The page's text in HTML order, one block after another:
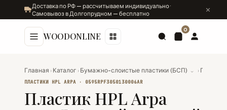
Доставка по РФ — рассчитываем индивидуально ·
Самовывоз в Долгопрудном — бесплатно
WOODONLINE
0
Главная › Каталог › Бумажно-слоистые пластики (БСП) ⌄ ›
ПЛАСТИКИ HPL ARPA · 0595RPF3050130006AR
Пластик HPL Arpa